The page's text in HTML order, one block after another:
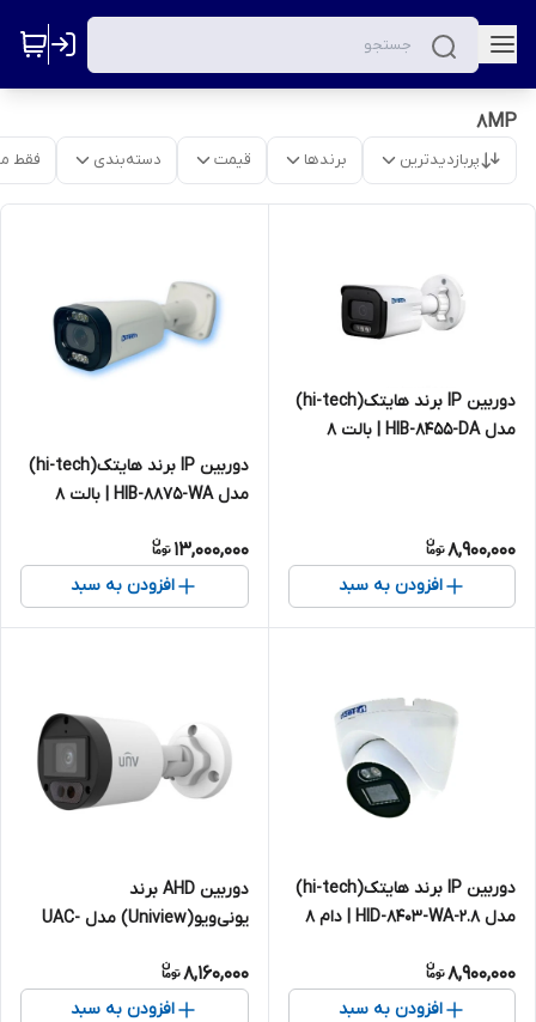
8MP
پربازدیدترین برندها قیمت دسته‌بندی فقط
دوربین IP برند هایتک(hi-tech)
مدل HIB-8455-DA | بالت 8
8,900,000
افزودن به سبد
دوربین IP برند هایتک(hi-tech)
مدل HIB-8875-WA | بالت 8
13,000,000
افزودن به سبد
دوربین IP برند هایتک(hi-tech)
مدل HID-8403-WA-2.8 | دام 8
8,900,000
افزودن به سبد
دوربین AHD برند
یونی‌ویو(Uniview) مدل UAC-
مگاپیکسل
8,160,000
افزودن به سبد